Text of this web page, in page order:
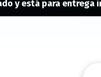
y está para